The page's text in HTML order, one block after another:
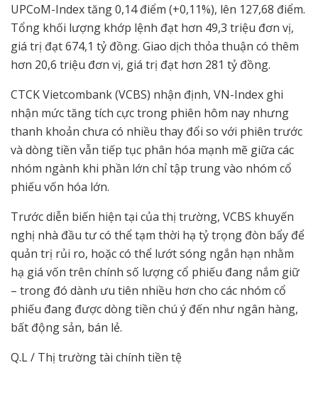
UPCoM-Index tăng 0,14 điểm (+0,11%), lên 127,68 điểm.
Tổng khối lượng khớp lệnh đạt hơn 49,3 triệu đơn vị,
giá trị đạt 674,1 tỷ đồng. Giao dịch thỏa thuận có thêm
hơn 20,6 triệu đơn vị, giá trị đạt hơn 281 tỷ đồng.
CTCK Vietcombank (VCBS) nhận định, VN-Index ghi
nhận mức tăng tích cực trong phiên hôm nay nhưng
thanh khoản chưa có nhiều thay đổi so với phiên trước
và dòng tiền vẫn tiếp tục phân hóa mạnh mẽ giữa các
nhóm ngành khi phần lớn chỉ tập trung vào nhóm cổ
phiếu vốn hóa lớn.
Trước diễn biến hiện tại của thị trường, VCBS khuyến
nghị nhà đầu tư có thể tạm thời hạ tỷ trọng đòn bẩy để
quản trị rủi ro, hoặc có thể lướt sóng ngắn hạn nhằm
hạ giá vốn trên chính số lượng cổ phiếu đang nắm giữ
– trong đó dành ưu tiên nhiều hơn cho các nhóm cổ
phiếu đang được dòng tiền chú ý đến như ngân hàng,
bất động sản, bán lẻ.
Q.L / Thị trường tài chính tiền tệ